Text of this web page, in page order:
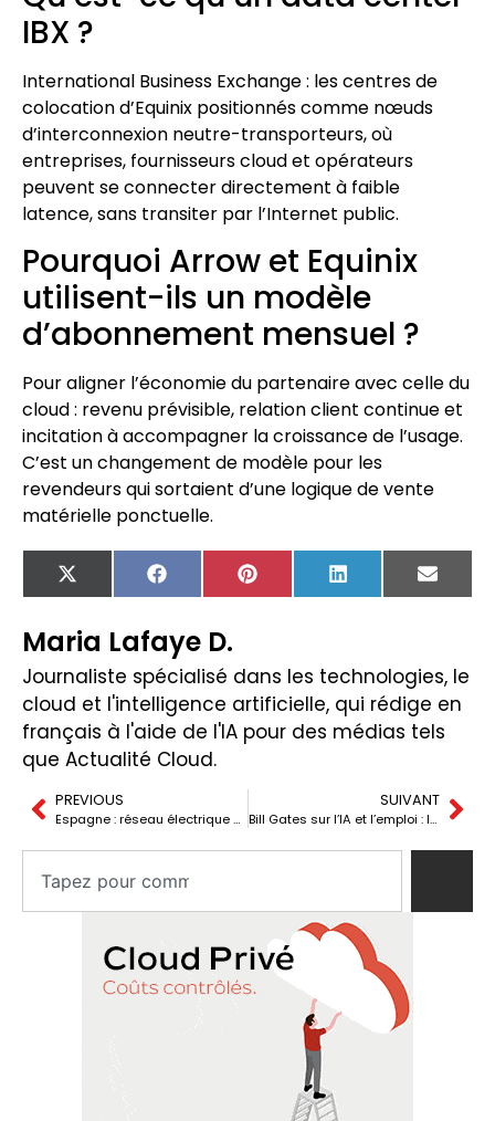
IBX ?
International Business Exchange : les centres de
colocation d’Equinix positionnés comme nœuds
d’interconnexion neutre-transporteurs, où
entreprises, fournisseurs cloud et opérateurs
peuvent se connecter directement à faible
latence, sans transiter par l’Internet public.
Pourquoi Arrow et Equinix
utilisent-ils un modèle
d’abonnement mensuel ?
Pour aligner l’économie du partenaire avec celle du
cloud : revenu prévisible, relation client continue et
incitation à accompagner la croissance de l’usage.
C’est un changement de modèle pour les
revendeurs qui sortaient d’une logique de vente
matérielle ponctuelle.
X
(Twitter)
FacebookPinterest LinkedIn Email
Maria Lafaye D.
Journaliste spécialisé dans les technologies, le
cloud et l'intelligence artificielle, qui rédige en
français à l'aide de l'IA pour des médias tels
que Actualité Cloud.
PREVIOUS
Espagne : réseau électrique saturé et transition énergétique en péril
SUIVANT
Bill Gates sur l’IA et l’emploi : la programmation sera différente, pas condamnée